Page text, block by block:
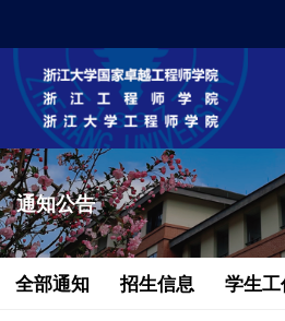
通知公告
全部通知 招生信息 学生